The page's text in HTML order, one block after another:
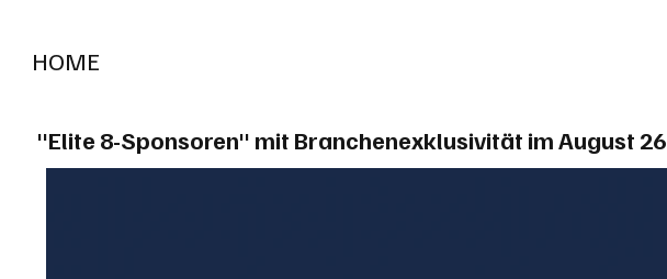
HOME
"Elite 8-Sponsoren" mit Branchenexklusivität im August 26